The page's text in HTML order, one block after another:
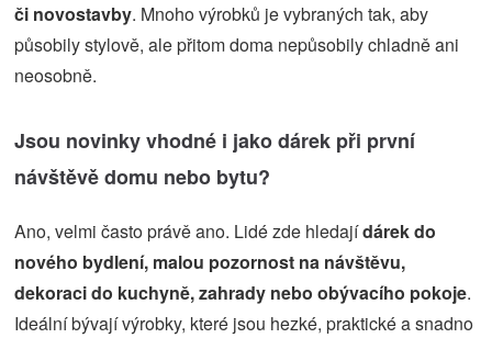
či novostavby. Mnoho výrobků je vybraných tak, aby
působily stylově, ale přitom doma nepůsobily chladně ani
neosobně.
Jsou novinky vhodné i jako dárek při první
návštěvě domu nebo bytu?
Ano, velmi často právě ano. Lidé zde hledajídárek do
nového bydlení, malou pozornost na návštěvu,
dekoraci do kuchyně, zahrady nebo obývacího pokoje.
Ideální bývají výrobky, které jsou hezké, praktické a snadno